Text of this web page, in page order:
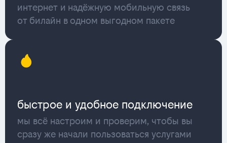
интернет и надёжную мобильную связь
от билайн в одном выгодном пакете
быстрое и удобное подключение
мы всё настроим и проверим, чтобы вы
сразу же начали пользоваться услугами